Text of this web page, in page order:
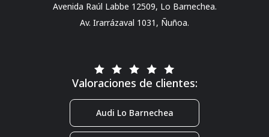
Valoraciones de clientes:
Audi Lo Barnechea
Avenida Raúl Labbe 12509, Lo Barnechea.
Av. Irarrázaval 1031, Ñuñoa.